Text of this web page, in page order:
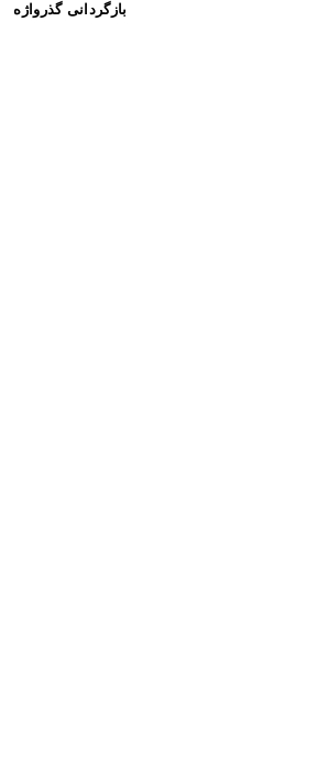
بازگردانی گذرواژه